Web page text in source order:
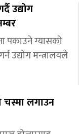
उद्योग
पकाउने ग्यासको
उद्योग मन्त्रालयले
लगाउन